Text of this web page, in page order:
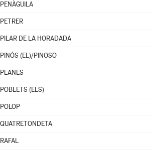
PENÀGUILA
PETRER
PILAR DE LA HORADADA
PINÓS (EL)/PINOSO
PLANES
POBLETS (ELS)
POLOP
QUATRETONDETA
RAFAL